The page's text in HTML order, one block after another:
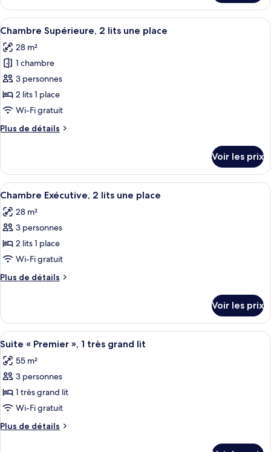
2
lits
une
place
le
type
de
Chambre
Deluxe,
lits
une
place
Afficher
toutes
les
photos
pour
ce
type
chambre :
2
lits
une
place
Une chambre d’hôtel avec deux lits,
7
Chambre Supérieure, 2 lits une place
28 m²
1 chambre
3 personnes
2 lits 1 place
Wi-Fi gratuit
Plus de détails
Plus
le
type
de
Chambre
Supérieure,
lits
une
Voir les prix
Afficher
toutes
les
photos
pour
ce
type
de
Chambre
Exécutive,
2
lits
une
place
Une chambre d’hôtel avec deux
10
Chambre Exécutive, 2 lits une place
28 m²
3 personnes
2 lits 1 place
Wi-Fi gratuit
Plus de détails
Plus
le
type
de
Chambre
Exécutive,
lits
une
Voir les prix
Afficher
toutes
les
photos
pour
ce
type
de
Une chambre d’hôtel équipée d’un
8
Suite « Premier », 1 très grand lit
55 m²
3 personnes
1 très grand lit
Wi-Fi gratuit
Plus de détails
Plus